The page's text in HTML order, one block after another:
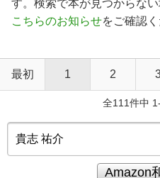
す。検索で本が見つからな
こちらのお知らせをご確認く
最初 1 2
全111件中